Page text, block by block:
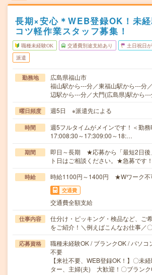
長期×安心＊WEB登録OK！未
コツ軽作業スタッフ募集！
職種未経験OK 交通費別途支給あり 土日祝日
派遣
勤務地
広島県福山市
福山駅から---分／東福山駅から---分
辺駅から---分／大門(広島県)駅から
曜日頻度 週5日 ※派遣先による
時間
週5フルタイムがメインです！＜勤
17:008:30～17:309:00～18:…
期間
即日～長期 ★応募から「最短2日後
ト日はご相談ください。★急募です！
時給 時給1100円～1400円 ★Wワーク不
交通費
交通費全額支給
仕事内容
仕分け・ピッキング・検品など、ご
をご紹介！＼例えばこんなお仕事／
応募資格
職種未経験OK / ブランクOK / パソコ
不要
【来社不要、WEB登録OK！】〇未
ター、主婦(夫) 大歓迎！〇ブラン